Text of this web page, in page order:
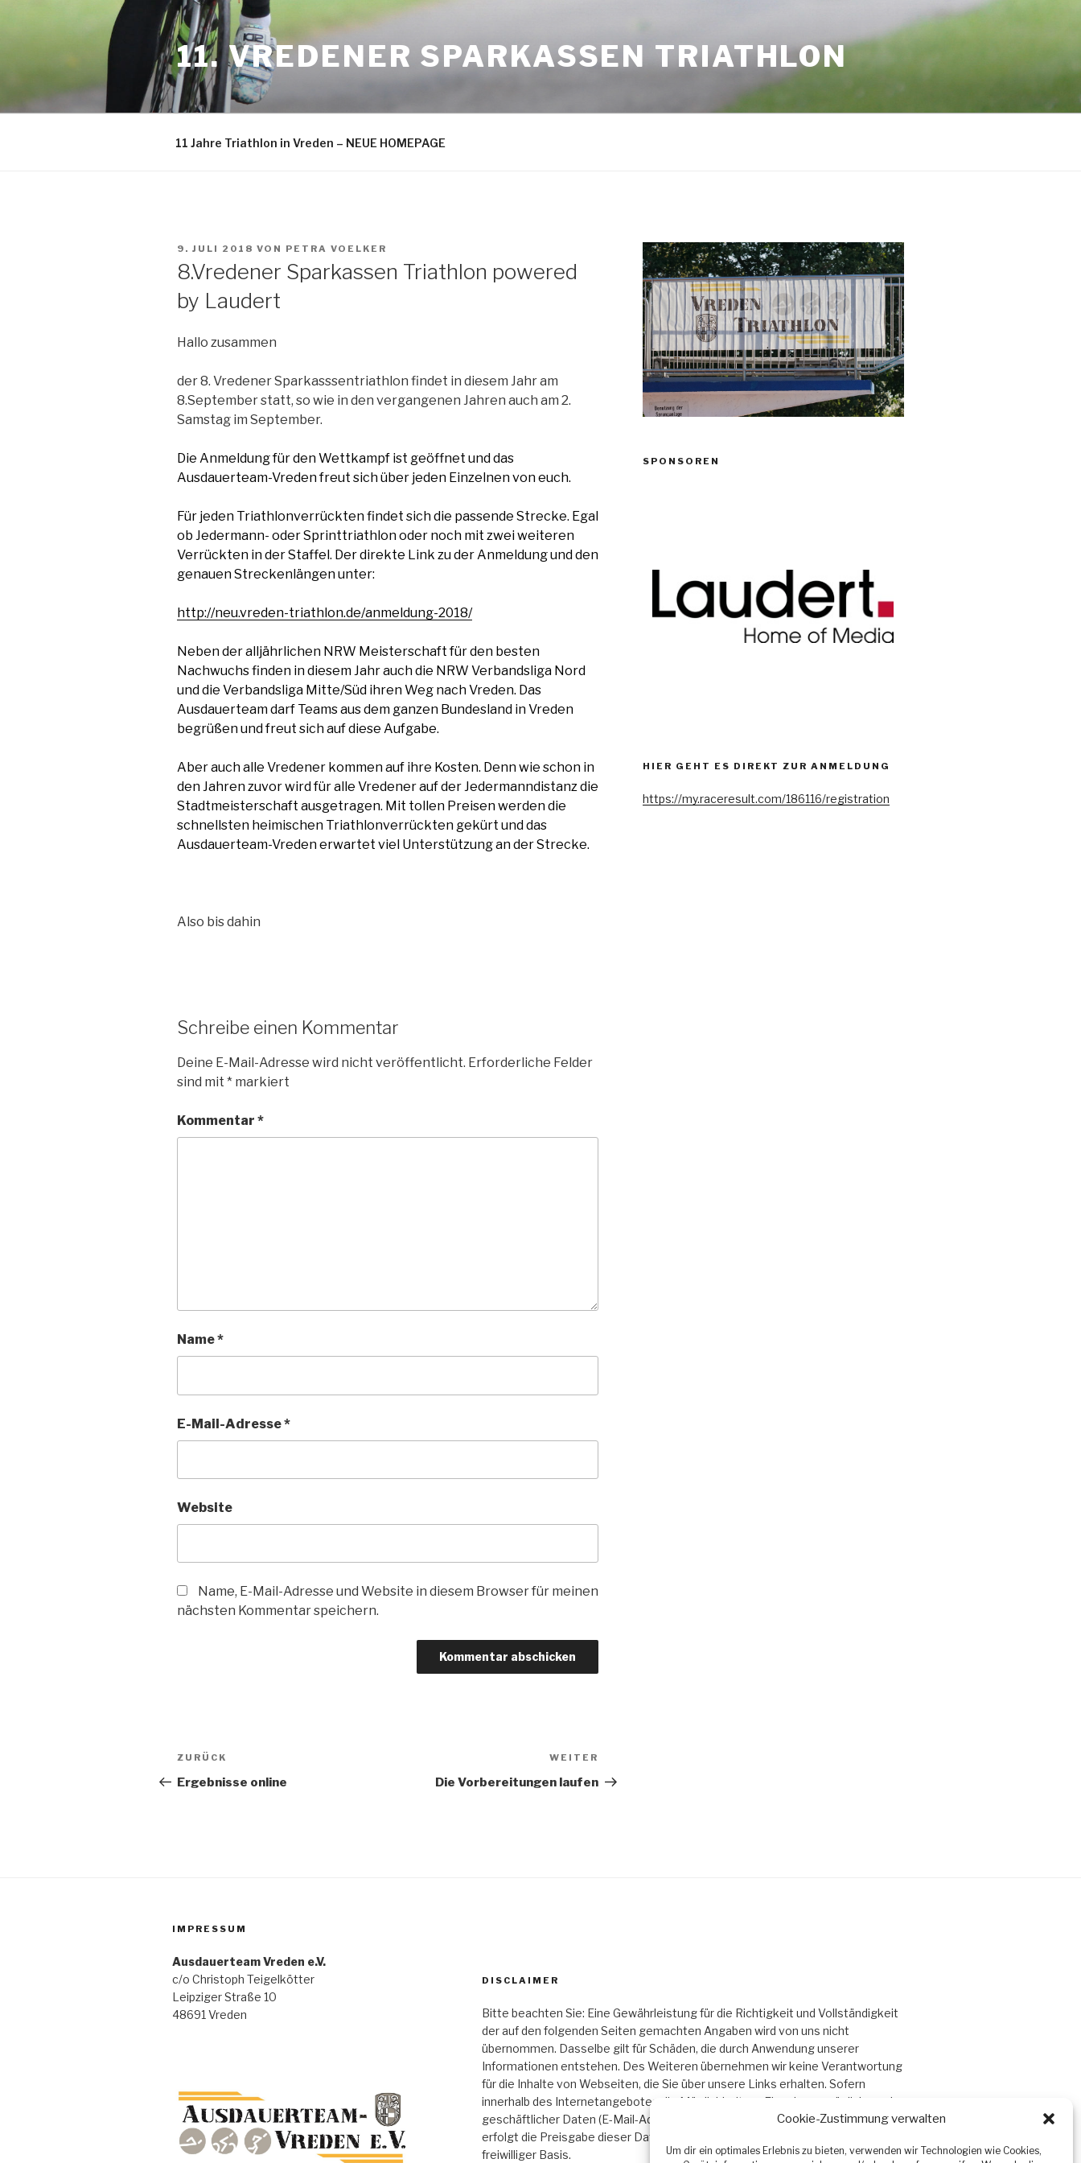
Cookie-Zustimmung verwalten
Um dir ein optimales Erlebnis zu bieten, verwenden wir Technologien wie Cookies,
11. VREDENER SPARKASSEN TRIATHLON
11 Jahre Triathlon in Vreden – NEUE HOMEPAGE
VERÖFFENTLICHT
9. JULI 2018 VON PETRA VOELKER
8.Vredener Sparkassen Triathlon powered
by Laudert
Hallo zusammen
der 8. Vredener Sparkasssentriathlon findet in diesem Jahr am
8.September statt, so wie in den vergangenen Jahren auch am 2.
Samstag im September.
Die Anmeldung für den Wettkampf ist geöffnet und das
Ausdauerteam-Vreden freut sich über jeden Einzelnen von euch.
Für jeden Triathlonverrückten findet sich die passende Strecke. Egal
ob Jedermann- oder Sprinttriathlon oder noch mit zwei weiteren
Verrückten in der Staffel. Der direkte Link zu der Anmeldung und den
genauen Streckenlängen unter:
http://neu.vreden-triathlon.de/anmeldung-2018/
Neben der alljährlichen NRW Meisterschaft für den besten
Nachwuchs finden in diesem Jahr auch die NRW Verbandsliga Nord
und die Verbandsliga Mitte/Süd ihren Weg nach Vreden. Das
Ausdauerteam darf Teams aus dem ganzen Bundesland in Vreden
begrüßen und freut sich auf diese Aufgabe.
Aber auch alle Vredener kommen auf ihre Kosten. Denn wie schon in
den Jahren zuvor wird für alle Vredener auf der Jedermanndistanz die
Stadtmeisterschaft ausgetragen. Mit tollen Preisen werden die
schnellsten heimischen Triathlonverrückten gekürt und das
Ausdauerteam-Vreden erwartet viel Unterstützung an der Strecke.
Also bis dahin
Schreibe einen Kommentar
Deine E-Mail-Adresse wird nicht veröffentlicht. Erforderliche Felder
sind mit * markiert
Kommentar *
Name*
E-Mail-Adresse*
Website
Name, E-Mail-Adresse und Website in diesem Browser für meinen
nächsten Kommentar speichern.
Beitragsnavigation
Vorheriger
Beitrag
ZURÜCK
Ergebnisse online
Beitrag
WEITER
Die Vorbereitungen laufen
SPONSOREN
HIER GEHT ES DIREKT ZUR ANMELDUNG
https://my.raceresult.com/186116/registration
IMPRESSUM
Ausdauerteam Vreden e.V.
c/o Christoph Teigelkötter
Leipziger Straße 10
48691 Vreden
DISCLAIMER
Bitte beachten Sie: Eine Gewährleistung für die Richtigkeit und Vollständigkeit
der auf den folgenden Seiten gemachten Angaben wird von uns nicht
übernommen. Dasselbe gilt für Schäden, die durch Anwendung unserer
Informationen entstehen. Des Weiteren übernehmen wir keine Verantwortung
für die Inhalte von Webseiten, die Sie über unsere Links erhalten. Sofern
innerhalb des Internetangebotes die Möglichkeit zur Eingabe persönlicher oder
geschäftlicher Daten (E-Mail-Adressen, Namen, Anschriften) besteht, so
erfolgt die Preisgabe dieser Daten seitens des Nutzers auf ausdrücklich
freiwilliger Basis.